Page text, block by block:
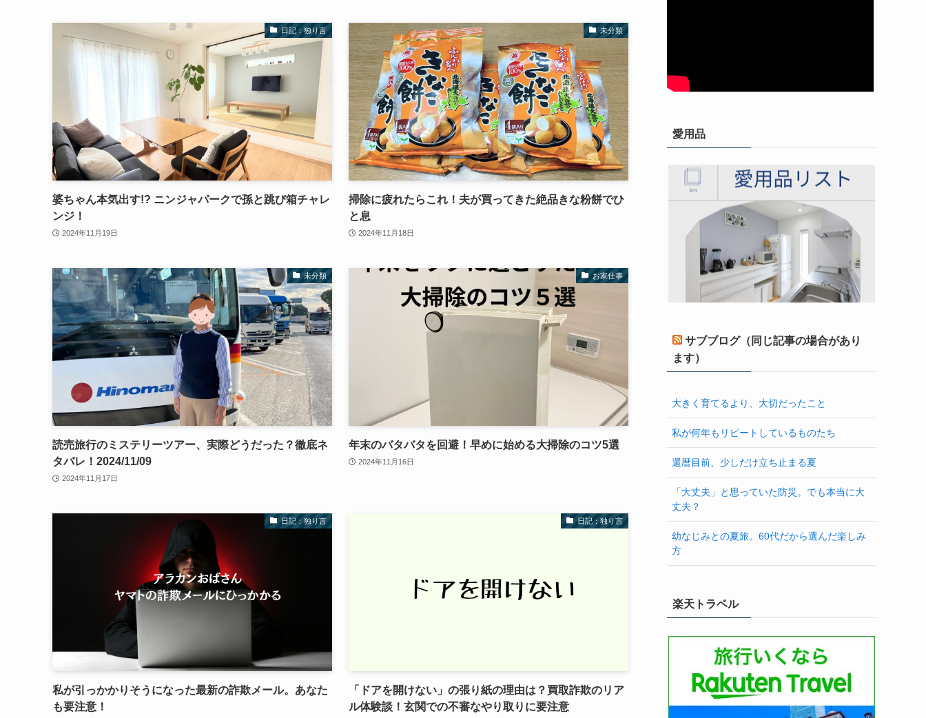
日記：独り言
婆ちゃん本気出す!? ニンジャパークで孫と跳び箱チャレ
ンジ！
2024年11月19日
未分類
掃除に疲れたらこれ！夫が買ってきた絶品きな粉餅でひ
と息
2024年11月18日
未分類
読売旅行のミステリーツアー、実際どうだった？徹底ネ
タバレ！2024/11/09
2024年11月17日
お家仕事
年末のバタバタを回避！早めに始める大掃除のコツ5選
2024年11月16日
日記：独り言
私が引っかかりそうになった最新の詐欺メール。あなた
も要注意！
日記：独り言
「ドアを開けない」の張り紙の理由は？買取詐欺のリア
ル体験談！玄関での不審なやり取りに要注意
愛用品
サブブログ（同じ記事の場合があり
ます）
大きく育てるより、大切だったこと
私が何年もリピートしているものたち
還暦目前、少しだけ立ち止まる夏
「大丈夫」と思っていた防災。でも本当に大
丈夫？
幼なじみとの夏旅。60代だから選んだ楽しみ
方
楽天トラベル